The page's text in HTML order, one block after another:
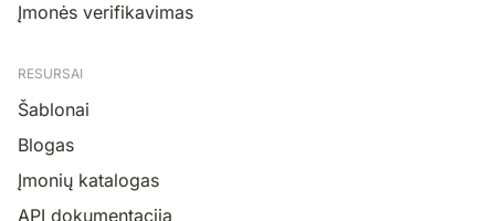
Įmonės verifikavimas
RESURSAI
Šablonai
Blogas
Įmonių katalogas
API dokumentacija